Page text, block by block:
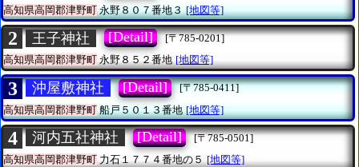
高知県高岡郡津野町永野８０７番地３ [地図等]
2 王子神社 [Detail]
[〒785-0201]
高知県高岡郡津野町永野８５２番地 [地図等]
3 沖屋敷神社 [Detail]
[〒785-0411]
高知県高岡郡津野町船戸５０１３番地 [地図等]
4 河内五社神社 [Detail]
[〒785-0501]
高知県高岡郡津野町 力石１７７４番地の５ [地図等]